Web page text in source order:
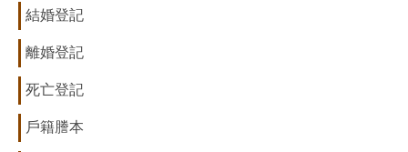
結婚登記
離婚登記
死亡登記
戶籍謄本